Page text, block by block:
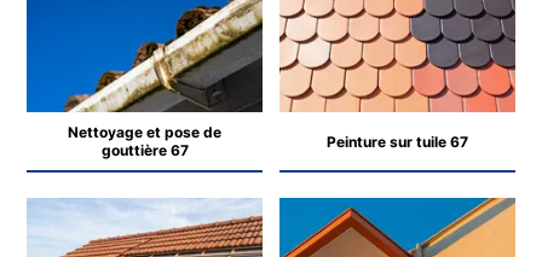
Nettoyage et pose de
gouttière 67
Peinture sur tuile 67